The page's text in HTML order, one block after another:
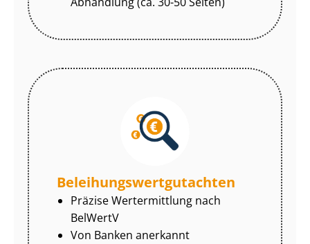
Be­lei­hungs­wert­gut­ach­ten
Präzise Wertermittlung nach
BelWertV
Von Banken anerkannt